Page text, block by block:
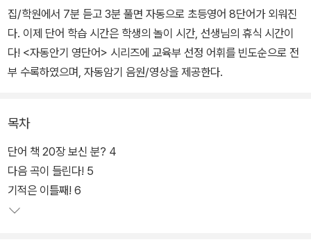
집/학원에서 7분 듣고 3분 풀면 자동으로 초등영어 8단어가 외워진
다. 이제 단어 학습 시간은 학생의 놀이 시간, 선생님의 휴식 시간이
다! <자동안기 영단어> 시리즈에 교육부 선정 어휘를 빈도순으로 전
부 수록하였으며, 자동암기 음원/영상을 제공한다.
목차
단어 책 20장 보신 분? 4
다음 곡이 들린다! 5
기적은 이틀째! 6